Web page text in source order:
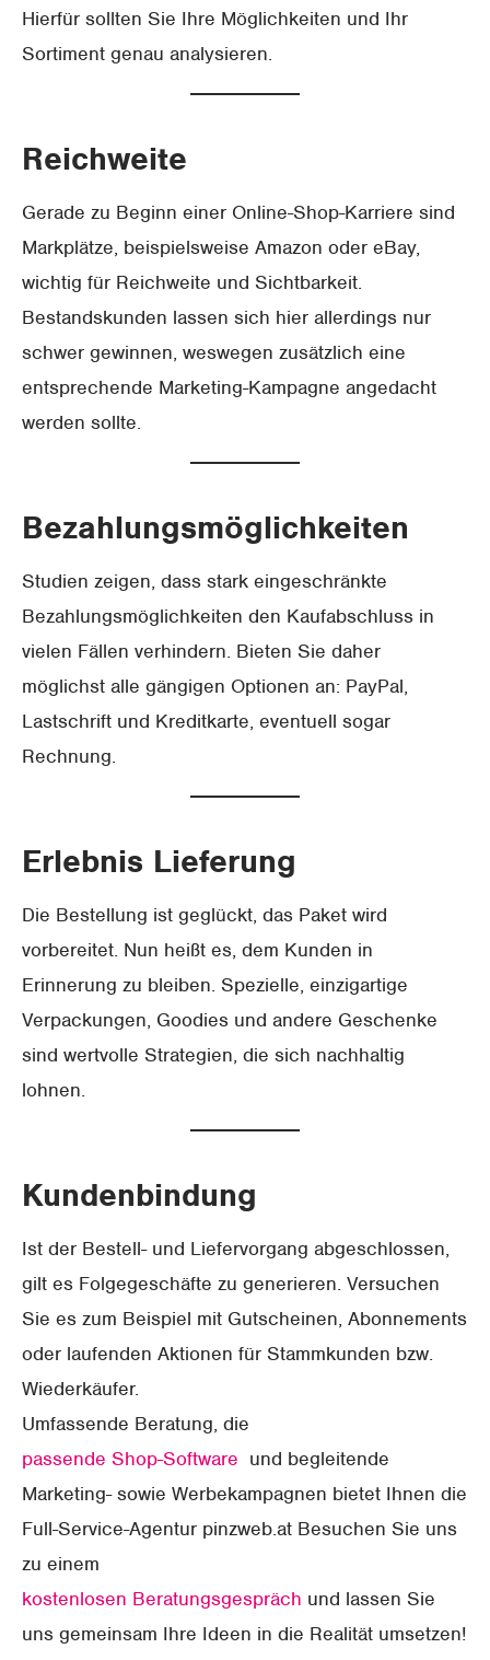
Hierfür sollten Sie Ihre Möglichkeiten und Ihr
Sortiment genau analysieren.
Reichweite
Gerade zu Beginn einer Online-Shop-Karriere sind
Markplätze, beispielsweise Amazon oder eBay,
wichtig für Reichweite und Sichtbarkeit.
Bestandskunden lassen sich hier allerdings nur
schwer gewinnen, weswegen zusätzlich eine
entsprechende Marketing-Kampagne angedacht
werden sollte.
Bezahlungsmöglichkeiten
Studien zeigen, dass stark eingeschränkte
Bezahlungsmöglichkeiten den Kaufabschluss in
vielen Fällen verhindern. Bieten Sie daher
möglichst alle gängigen Optionen an: PayPal,
Lastschrift und Kreditkarte, eventuell sogar
Rechnung.
Erlebnis Lieferung
Die Bestellung ist geglückt, das Paket wird
vorbereitet. Nun heißt es, dem Kunden in
Erinnerung zu bleiben. Spezielle, einzigartige
Verpackungen, Goodies und andere Geschenke
sind wertvolle Strategien, die sich nachhaltig
lohnen.
Kundenbindung
Ist der Bestell- und Liefervorgang abgeschlossen,
gilt es Folgegeschäfte zu generieren. Versuchen
Sie es zum Beispiel mit Gutscheinen, Abonnements
oder laufenden Aktionen für Stammkunden bzw.
Wiederkäufer.
Umfassende Beratung, die
passende Shop-Software und begleitende
Marketing- sowie Werbekampagnen bietet Ihnen die
Full-Service-Agentur pinzweb.at Besuchen Sie uns
zu einem
kostenlosen Beratungsgespräch und lassen Sie
uns gemeinsam Ihre Ideen in die Realität umsetzen!